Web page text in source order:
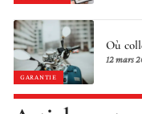
GARANTIE
Où
12 mars